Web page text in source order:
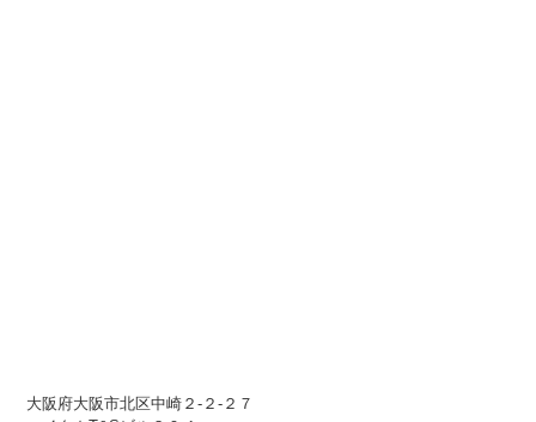
大阪府大阪市北区中崎２-２-２７